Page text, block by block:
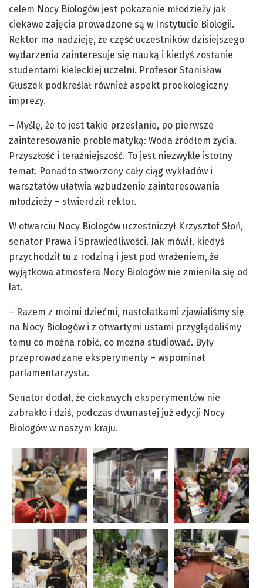
celem Nocy Biologów jest pokazanie młodzieży jak
ciekawe zajęcia prowadzone są w Instytucie Biologii.
Rektor ma nadzieję, że część uczestników dzisiejszego
wydarzenia zainteresuje się nauką i kiedyś zostanie
studentami kieleckiej uczelni. Profesor Stanisław
Głuszek podkreślał również aspekt proekologiczny
imprezy.
– Myślę, że to jest takie przesłanie, po pierwsze
zainteresowanie problematyką: Woda źródłem życia.
Przyszłość i teraźniejszość. To jest niezwykle istotny
temat. Ponadto stworzony cały ciąg wykładów i
warsztatów ułatwia wzbudzenie zainteresowania
młodzieży – stwierdził rektor.
W otwarciu Nocy Biologów uczestniczył Krzysztof Słoń,
senator Prawa i Sprawiedliwości. Jak mówił, kiedyś
przychodził tu z rodziną i jest pod wrażeniem, że
wyjątkowa atmosfera Nocy Biologów nie zmieniła się od
lat.
– Razem z moimi dziećmi, nastolatkami zjawialiśmy się
na Nocy Biologów i z otwartymi ustami przyglądaliśmy
temu co można robić, co można studiować. Były
przeprowadzane eksperymenty – wspominał
parlamentarzysta.
Senator dodał, że ciekawych eksperymentów nie
zabrakło i dziś, podczas dwunastej już edycji Nocy
Biologów w naszym kraju.